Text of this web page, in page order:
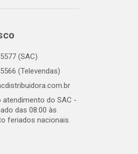
(SAC)
(Televendas)
atendimento do SAC -
das 08:00 às
feriados nacionais.